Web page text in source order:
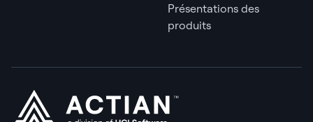
Présentations des
produits